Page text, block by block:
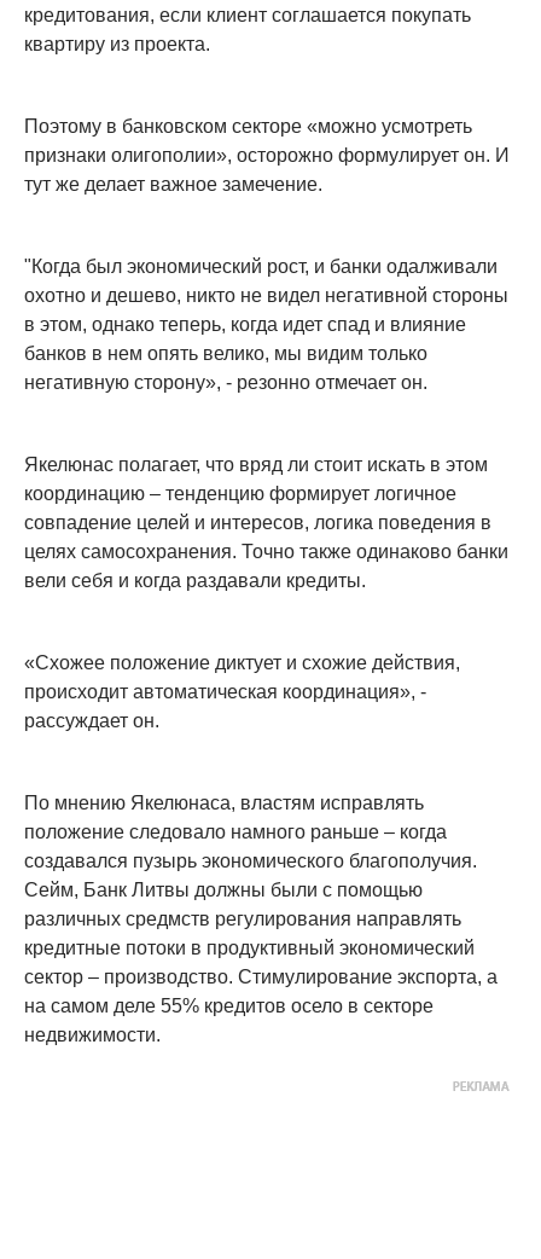
кредитования, если клиент соглашается покупать
квартиру из проекта.
Поэтому в банковском секторе «можно усмотреть
признаки олигополии», осторожно формулирует он. И
тут же делает важное замечение.
"Когда был экономический рост, и банки одалживали
охотно и дешево, никто не видел негативной стороны
в этом, однако теперь, когда идет спад и влияние
банков в нем опять велико, мы видим только
негативную сторону», - резонно отмечает он.
Якелюнас полагает, что вряд ли стоит искать в этом
координацию – тенденцию формирует логичное
совпадение целей и интересов, логика поведения в
целях самосохранения. Точно также одинаково банки
вели себя и когда раздавали кредиты.
«Схожее положение диктует и схожие действия,
происходит автоматическая координация», -
рассуждает он.
По мнению Якелюнаса, властям исправлять
положение следовало намного раньше – когда
создавался пузырь экономического благополучия.
Сейм, Банк Литвы должны были с помощью
различных средмств регулирования направлять
кредитные потоки в продуктивный экономический
сектор – производство. Стимулирование экспорта, а
на самом деле 55% кредитов осело в секторе
недвижимости.